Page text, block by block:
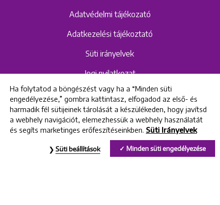
Adatvédelmi tájékozató
Adatkezelési tájékoztató
Süti irányelvek
Jogi nyilatkozat
Hangrögzítéshez kapcsolódó adatvédelmi
szabályzat és tájékoztató
Uniklinik Fogászati és Implantációs Központ
Ha folytatod a böngészést vagy ha a “Minden süti
engedélyezése,” gombra kattintasz, elfogadod az első- és
harmadik fél sütijeinek tárolását a készülékeden, hogy javítsd
a webhely navigációt, elemezhessük a webhely használatát
és segíts marketinges erőfeszítéseinkben. Süti Irányelvek
Minden süti engedélyezése
Süti beállítások